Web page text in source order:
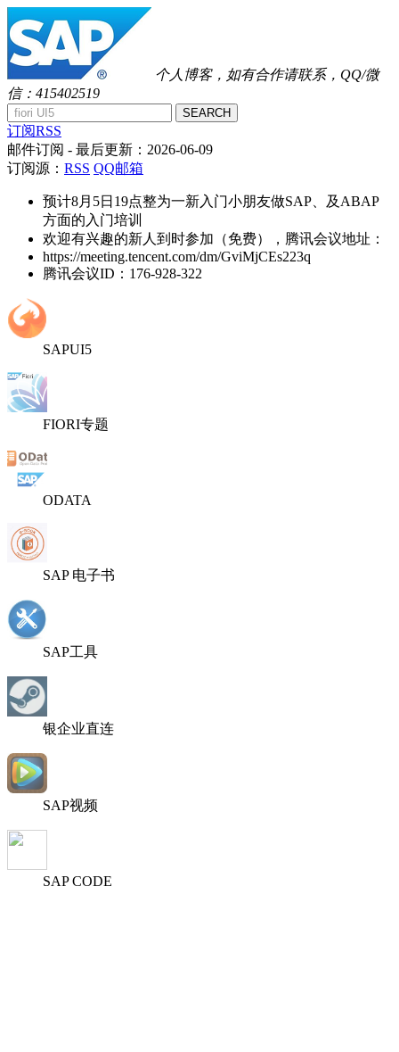
个人博客，如有合作请联系，QQ/微
信：415402519
SEARCH
订阅RSS
邮件订阅 - 最后更新： 2026-06-09
订阅源： RSS QQ邮箱
预计8月5日19点整为一新入门小朋友做SAP、及ABAP
方面的入门培训
欢迎有兴趣的新人到时参加（免费），腾讯会议地址：
https://meeting.tencent.com/dm/GviMjCEs223q
腾讯会议ID：176-928-322
SAPUI5
FIORI专题
ODATA
SAP 电子书
SAP工具
银企业直连
SAP视频
SAP CODE